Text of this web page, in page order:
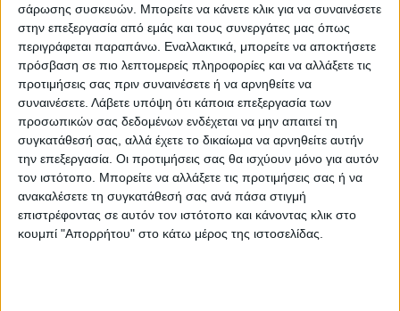
σάρωσης συσκευών. Μπορείτε να κάνετε κλικ για να συναινέσετε
στην επεξεργασία από εμάς και τους συνεργάτες μας όπως
περιγράφεται παραπάνω. Εναλλακτικά, μπορείτε να αποκτήσετε
πρόσβαση σε πιο λεπτομερείς πληροφορίες και να αλλάξετε τις
προτιμήσεις σας πριν συναινέσετε ή να αρνηθείτε να
συναινέσετε. Λάβετε υπόψη ότι κάποια επεξεργασία των
προσωπικών σας δεδομένων ενδέχεται να μην απαιτεί τη
συγκατάθεσή σας, αλλά έχετε το δικαίωμα να αρνηθείτε αυτήν
την επεξεργασία. Οι προτιμήσεις σας θα ισχύουν μόνο για αυτόν
τον ιστότοπο. Μπορείτε να αλλάξετε τις προτιμήσεις σας ή να
ανακαλέσετε τη συγκατάθεσή σας ανά πάσα στιγμή
επιστρέφοντας σε αυτόν τον ιστότοπο και κάνοντας κλικ στο
κουμπί "Απορρήτου" στο κάτω μέρος της ιστοσελίδας.
ΝΕΟΣ ΑΓΩΝ
https://neosagon.gr
Η Αρχαιότερη Καθημερινή Πρωινή Εφημερίδα της Καρδίτσας